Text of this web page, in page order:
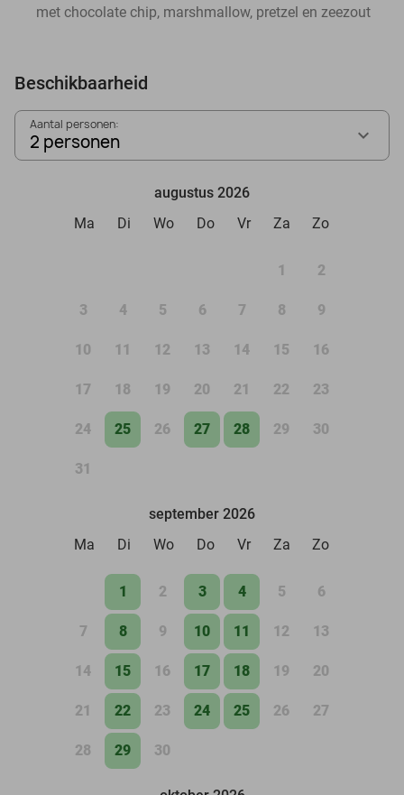
met chocolate chip, marshmallow, pretzel en zeezout
Beschikbaarheid
Aantal personen:
2 personen
augustus 2026
Ma
Di Wo Do Vr Za Zo
1 2
3 4 5 6 7 8 9
10 11 12 13 14 15 16
17 18 19 20 21 22 23
24 25 26 27 28 29 30
31
september 2026
Ma
Di Wo Do Vr Za Zo
1 2 3 4 5 6
7 8 9 10 11 12 13
14 15 16 17 18 19 20
21 22 23 24 25 26 27
28 29 30